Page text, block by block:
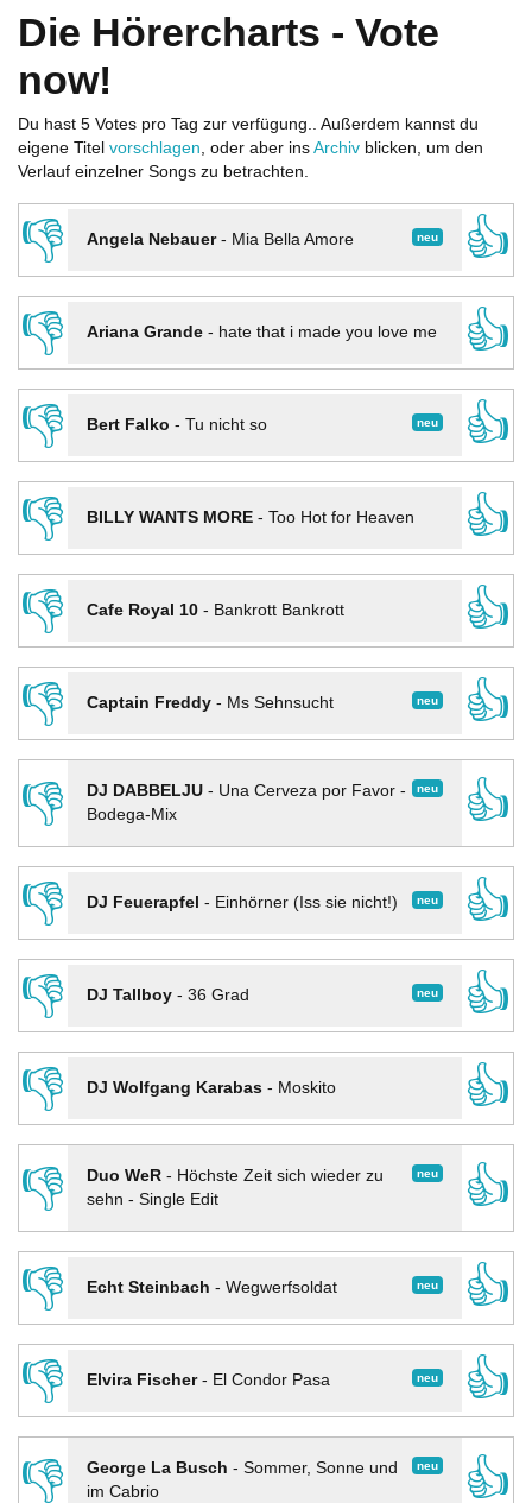
Die Hörercharts - Vote
now!
Du hast 5 Votes pro Tag zur verfügung.. Außerdem kannst du
eigene Titel vorschlagen, oder aber ins Archiv blicken, um den
Verlauf einzelner Songs zu betrachten.
👎 neu
Angela Nebauer- Mia Bella Amore
👍
👎
Ariana Grande- hate that i made you love me
👍
👎
neu
Bert Falko - Tu nicht so
👍
👎
BILLY WANTS MORE- Too Hot for Heaven
👍
👎
Cafe Royal 10- Bankrott Bankrott
👍
👎
neu
Captain Freddy- Ms Sehnsucht
👍
👎
neu
DJ DABBELJU- Una Cerveza por Favor -
Bodega-Mix
👍
👎
neu
DJ Feuerapfel - Einhörner (Iss sie nicht!)
👍
👎
neu
DJ Tallboy- 36 Grad
👍
👎
DJ Wolfgang Karabas- Moskito
👍
👎
neu
Duo WeR- Höchste Zeit sich wieder zu
sehn - Single Edit
👍
👎
neu
Echt Steinbach - Wegwerfsoldat
👍
👎
neu
Elvira Fischer- El Condor Pasa
👍
👎
neu
George La Busch - Sommer, Sonne und
im Cabrio
👍